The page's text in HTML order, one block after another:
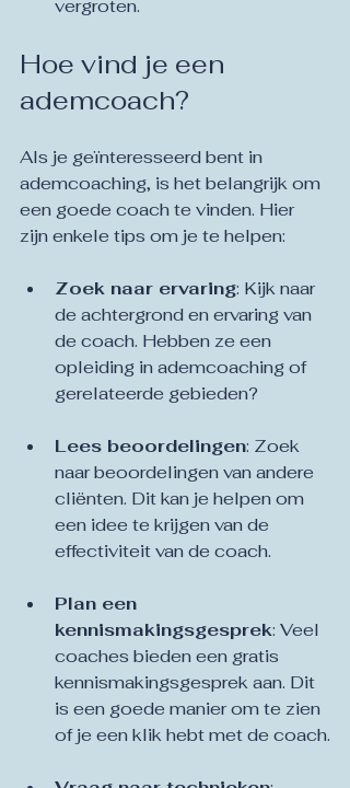
vergroten.
Hoe vind je een
ademcoach?
Als je geïnteresseerd bent in
ademcoaching, is het belangrijk om
een goede coach te vinden. Hier
zijn enkele tips om je te helpen:
Zoek naar ervaring: Kijk naar
de achtergrond en ervaring van
de coach. Hebben ze een
opleiding in ademcoaching of
gerelateerde gebieden?
Lees beoordelingen: Zoek
naar beoordelingen van andere
cliënten. Dit kan je helpen om
een idee te krijgen van de
effectiviteit van de coach.
Plan een
kennismakingsgesprek: Veel
coaches bieden een gratis
kennismakingsgesprek aan. Dit
is een goede manier om te zien
of je een klik hebt met de coach.